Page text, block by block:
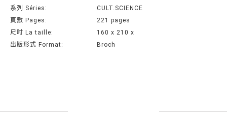
系列 Séries:
CULT.SCIENCE
頁數 Pages:
221 pages
尺吋 La taille:
160 x 210 x
出版形式 Format:
Broch